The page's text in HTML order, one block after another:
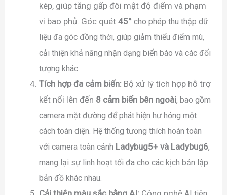
kép, giúp tăng gấp đôi mật độ điểm và phạm
vi bao phủ. Góc quét45° cho phép thu thập dữ
liệu đa góc đồng thời, giúp giảm thiểu điểm mù,
cải thiện khả năng nhận dạng biển báo và các đối
tượng khác.
Tích hợp đa cảm biến: Bộ xử lý tích hợp hỗ trợ
kết nối lên đến 8 cảm biến bên ngoài, bao gồm
camera mặt đường để phát hiện hư hỏng một
cách toàn diện. Hệ thống tương thích hoàn toàn
với camera toàn cảnh Ladybug5+ và Ladybug6,
mang lại sự linh hoạt tối đa cho các kịch bản lập
bản đồ khác nhau.